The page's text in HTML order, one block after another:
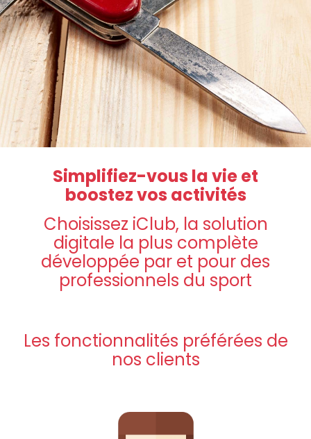
Simplifiez-vous la vie et
boostez vos activités
Choisissez iClub, la solution
digitale la plus complète
développée par et pour des
professionnels du sport
Les fonctionnalités préférées de
nos clients